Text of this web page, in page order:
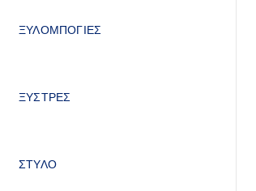
ΞΥΛΟΜΠΟΓΙΕΣ
ΞΥΣΤΡΕΣ
ΣΤΥΛΟ